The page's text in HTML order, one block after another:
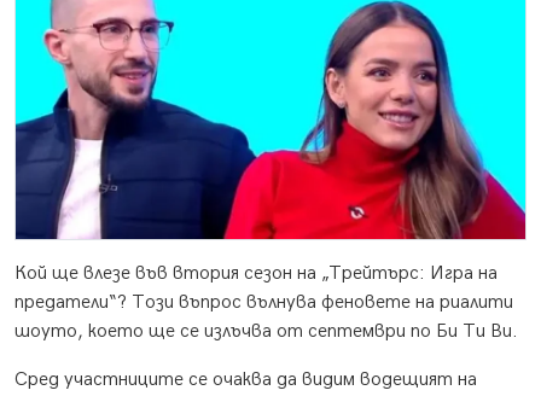
Кой ще влезе във втория сезон на „Трейтърс: Игра на
предатели“? Този въпрос вълнува феновете на риалити
шоуто, което ще се излъчва от септември по Би Ти Ви.
Сред участниците се очаква да видим водещият на